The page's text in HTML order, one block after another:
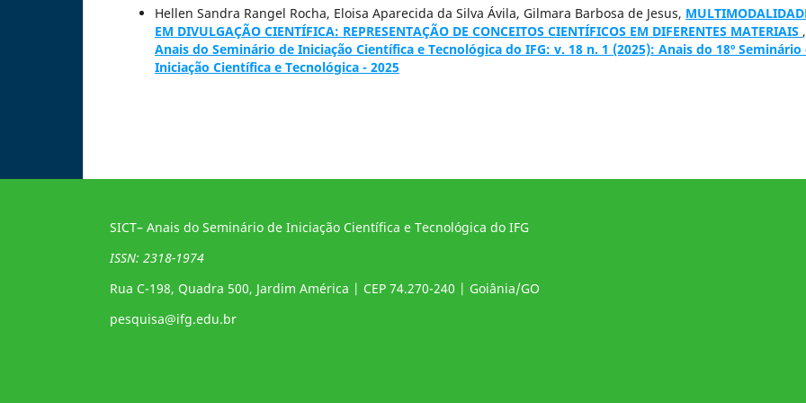
Hellen Sandra Rangel Rocha, Eloisa Aparecida da Silva Ávila, Gilmara Barbosa de Jesus,
EM DIVULGAÇÃO CIENTÍFICA: REPRESENTAÇÃO DE CONCEITOS CIENTÍFICOS EM DIFERENTES MATERIAIS ,
Anais do Seminário de Iniciação Científica e Tecnológica do IFG: v. 18 n. 1 (2025): Anais do 18º Seminário
Iniciação Científica e Tecnológica - 2025
SICT– Anais do Seminário de Iniciação Científica e Tecnológica do IFG
ISSN: 2318-1974
Rua C-198, Quadra 500, Jardim América | CEP 74.270-240 | Goiânia/GO
pesquisa@ifg.edu.br